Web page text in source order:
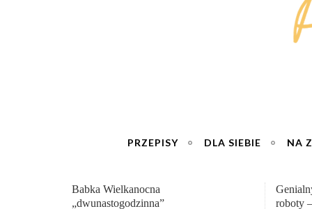
PRZEPISY DLA SIEBIE NA
Genialny zakwas z buraków domowej
roboty – wzmacnia krew i odporność